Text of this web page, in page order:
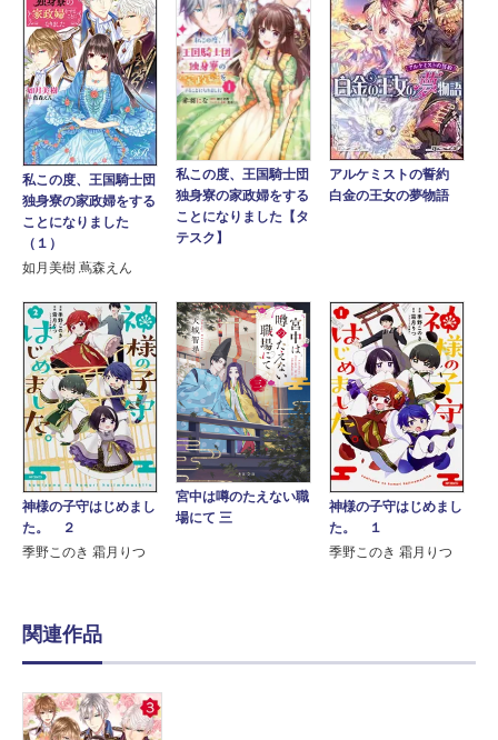
私この度、王国騎士団
独身寮の家政婦をする
ことになりました
（１）
如月美樹 蔦森えん
私この度、王国騎士団
独身寮の家政婦をする
ことになりました【タ
テスク】
アルケミストの誓約
白金の王女の夢物語
神様の子守はじめまし
た。 ２
季野このき 霜月りつ
宮中は噂のたえない職
場にて 三
神様の子守はじめまし
た。 １
季野このき 霜月りつ
関連作品